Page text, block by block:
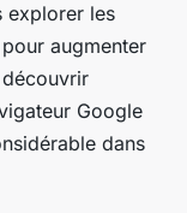
explorer les
augmenter
Google
dans